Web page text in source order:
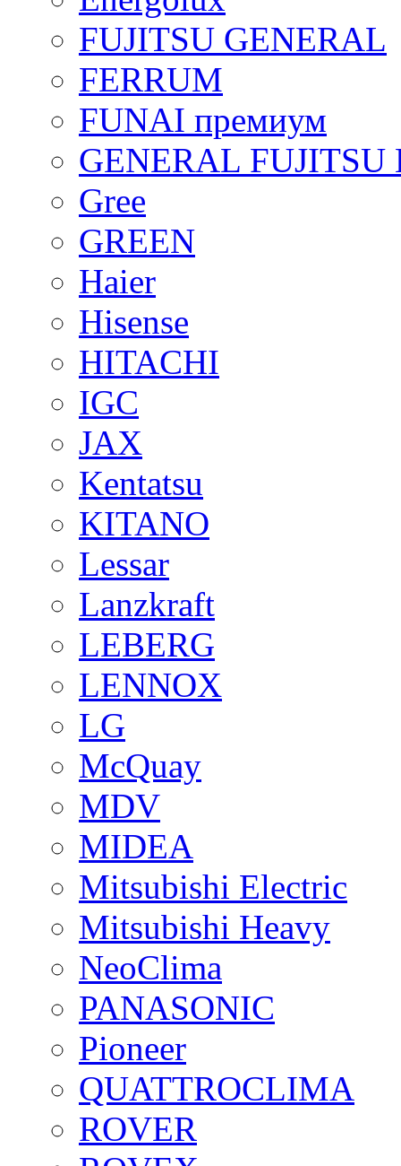
FUJITSU GENERAL
FERRUM
FUNAI премиум
GENERAL FUJITSU
Gree
GREEN
Haier
Hisense
HITACHI
IGC
JAX
Kentatsu
KITANO
Lessar
Lanzkraft
LEBERG
LENNOX
LG
McQuay
MDV
MIDEA
Mitsubishi Electric
Mitsubishi Heavy
NeoClima
PANASONIC
Pioneer
QUATTROCLIMA
ROVER